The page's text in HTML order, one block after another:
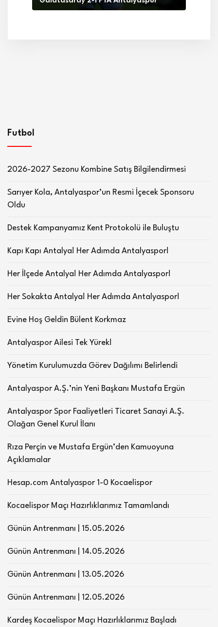
Futbol
2026-2027 Sezonu Kombine Satış Bilgilendirmesi
Sarıyer Kola, Antalyaspor’un Resmi İçecek Sponsoru
Oldu
Destek Kampanyamız Kent Protokolü ile Buluştu
Kapı Kapı Antalya! Her Adımda Antalyaspor!
Her İlçede Antalya! Her Adımda Antalyaspor!
Her Sokakta Antalya! Her Adımda Antalyaspor!
Evine Hoş Geldin Bülent Korkmaz
Antalyaspor Ailesi Tek Yürek!
Yönetim Kurulumuzda Görev Dağılımı Belirlendi
Antalyaspor A.Ş.’nin Yeni Başkanı Mustafa Ergün
Antalyaspor Spor Faaliyetleri Ticaret Sanayi A.Ş.
Olağan Genel Kurul İlanı
Rıza Perçin ve Mustafa Ergün’den Kamuoyuna
Açıklamalar
Hesap.com Antalyaspor 1-0 Kocaelispor
Kocaelispor Maçı Hazırlıklarımız Tamamlandı
Günün Antrenmanı | 15.05.2026
Günün Antrenmanı | 14.05.2026
Günün Antrenmanı | 13.05.2026
Günün Antrenmanı | 12.05.2026
Kardeş Kocaelispor Maçı Hazırlıklarımız Başladı